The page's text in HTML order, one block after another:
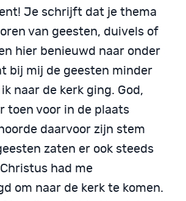
Je schrijft dat je thema
van geesten, duivels of
hier benieuwd naar onder
bij mij de geesten minder
naar de kerk ging. God,
toen voor in de plaats
daarvoor zijn stem
zaten er ook steeds
had me
om naar de kerk te komen.